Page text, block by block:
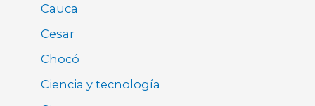
Cauca
Cesar
Chocó
Ciencia y tecnología